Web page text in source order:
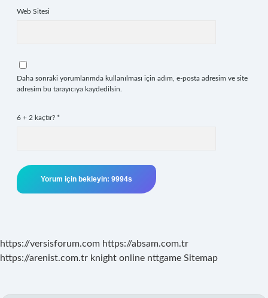
Web Sitesi
Daha sonraki yorumlarımda kullanılması için adım, e-posta adresim ve site
adresim bu tarayıcıya kaydedilsin.
6 + 2 kaçtır? *
https://versisforum.com https://absam.com.tr
https://arenist.com.tr knight online nttgame Sitemap